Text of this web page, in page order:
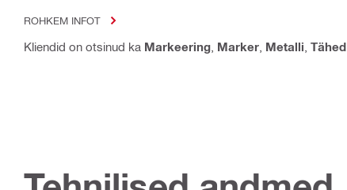
ROHKEM INFOT
Kliendid on otsinud ka Markeering Marker Metalli Tähed